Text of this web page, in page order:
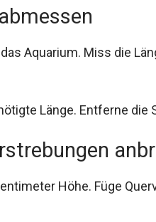
Aquarium. Miss die
Länge. Entferne die
Höhe. Füge